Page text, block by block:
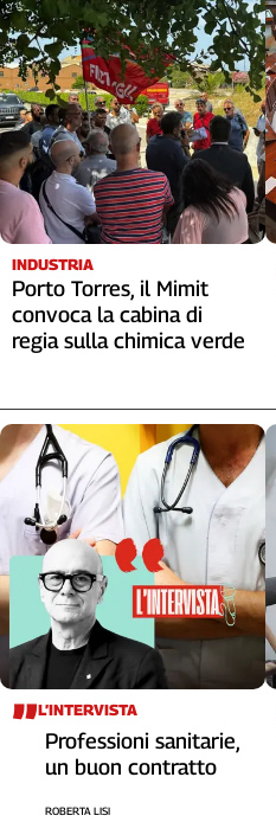
INDUSTRIA
Porto Torres, il Mimit
convoca la cabina di
regia sulla chimica verde
L’INTERVISTA
Professioni sanitarie,
un buon contratto
ROBERTA LISI